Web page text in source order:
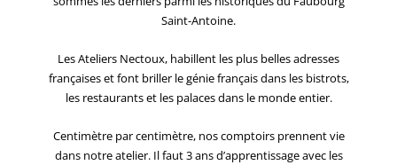
Saint-Antoine.
Les Ateliers Nectoux, habillent les plus belles adresses
françaises et font briller le génie français dans les bistrots,
les restaurants et les palaces dans le monde entier.
Centimètre par centimètre, nos comptoirs prennent vie
dans notre atelier. Il faut 3 ans d’apprentissage avec les